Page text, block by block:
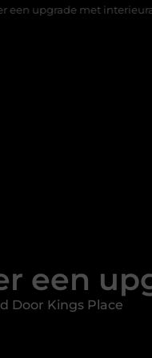
interieuradvies Zwolle
een
Door Kings Place